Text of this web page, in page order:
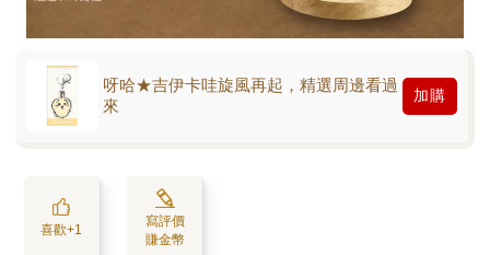
呀哈★吉伊卡哇旋風再起，精選周邊看過
來
加購
喜歡+1
寫評價
賺金幣